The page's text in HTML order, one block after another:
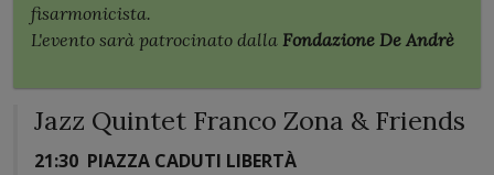
fisarmonicista.
L'evento sarà patrocinato dalla Fondazione De Andrè
Jazz Quintet Franco Zona & Friends
21:30 PIAZZA CADUTI LIBERTÀ